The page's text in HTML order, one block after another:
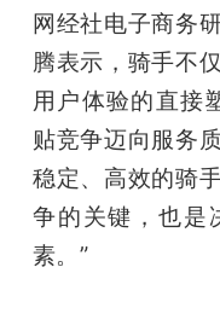
网经社电子商务
腾表示，骑手不
用户体验的直接
贴竞争迈向服务
稳定、高效的骑
争的关键，也是
素。”